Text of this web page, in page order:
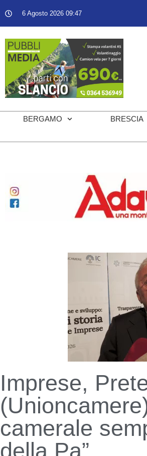
6 Agosto 2026 09:47
BERGAMO BRESCIA
Imprese,
camerale
della Pa”